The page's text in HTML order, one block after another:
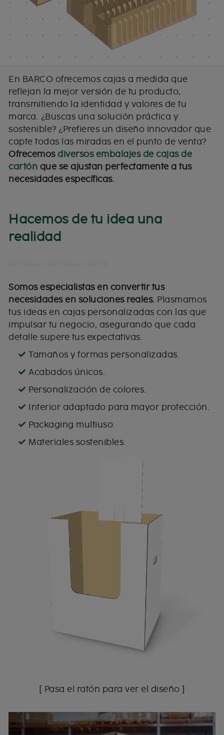
En BARCO ofrecemos cajas a medida que
reflejan la mejor versión de tu producto,
transmitiendo la identidad y valores de tu
marca. ¿Buscas una solución práctica y
sostenible? ¿Prefieres un diseño innovador que
capte todas las miradas en el punto de venta?
Ofrecemos diversos embalajes de cajas de
cartón que se ajustan perfectamente a tus
necesidades específicas.
Hacemos de tu idea una
realidad
Somos especialistas en convertir tus
necesidades en soluciones reales. Plasmamos
tus ideas en cajas personalizadas con las que
impulsar tu negocio, asegurando que cada
detalle supere tus expectativas.
Tamaños y formas personalizadas.
Acabados únicos.
Personalización de colores.
Interior adaptado para mayor protección.
Packaging multiuso.
Materiales sostenibles.
[ Pasa el ratón para ver el diseño ]